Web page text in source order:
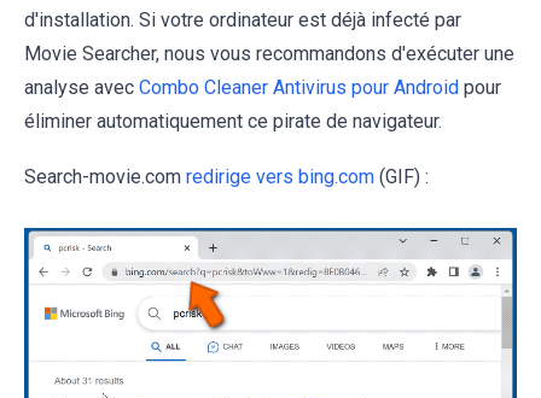
d'installation. Si votre ordinateur est déjà infecté par
Movie Searcher, nous vous recommandons d'exécuter une
analyse avec Combo Cleaner Antivirus pour Android pour
éliminer automatiquement ce pirate de navigateur.
Search-movie.com redirige vers bing.com (GIF) :